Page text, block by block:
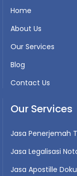
Home
About Us
Our Services
Blog
Contact Us
Our Services
Jasa Penerjemah
Jasa Legalisasi
Jasa Apostille